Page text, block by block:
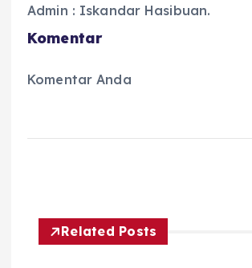
Admin : Iskandar Hasibuan.
Komentar
Komentar Anda
Related Posts